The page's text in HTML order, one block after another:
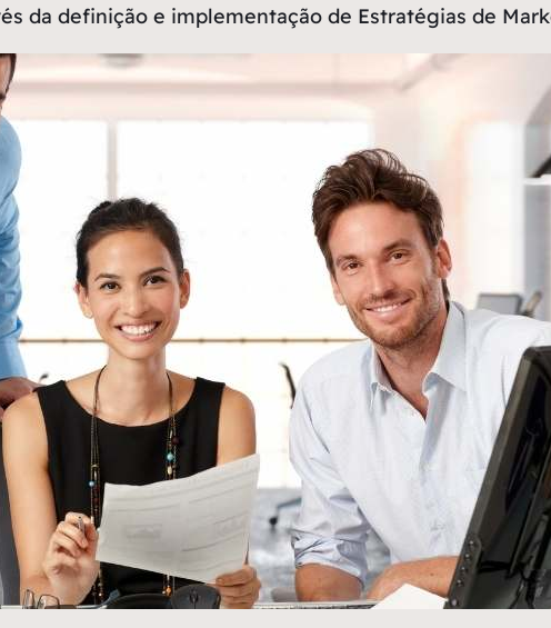
da definição e implementação de Estratégias de